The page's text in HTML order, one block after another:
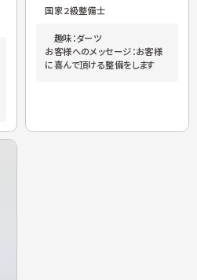
国家２級整備士
趣味：ダーツ
お客様へのメッセージ：お客様
に喜んで頂ける整備をします